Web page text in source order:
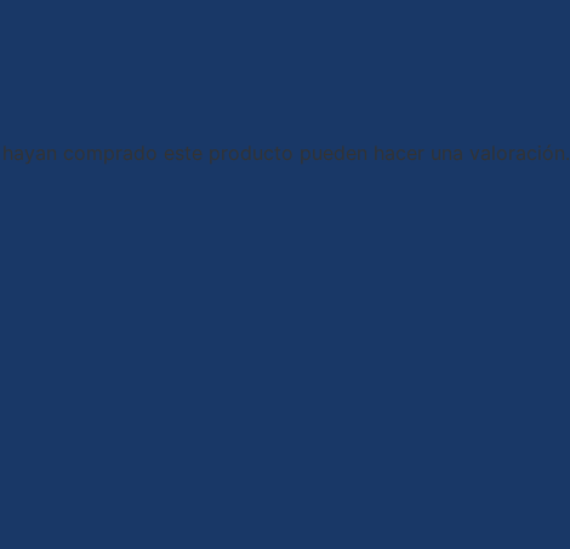
comprado este producto pueden hacer una valoración.